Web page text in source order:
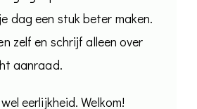
dag een stuk beter maken.
zelf en schrijf alleen over
aanraad.
eerlijkheid. Welkom!